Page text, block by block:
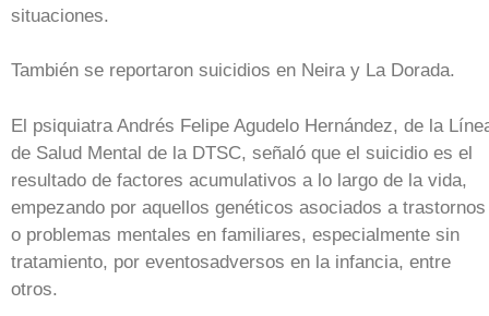
situaciones.
También se reportaron suicidios en Neira y La Dorada.
El psiquiatra Andrés Felipe Agudelo Hernández, de la
de Salud Mental de la DTSC, señaló que el suicidio es el
resultado de factores acumulativos a lo largo de la vida,
empezando por aquellos genéticos asociados a trastornos
o problemas mentales en familiares, especialmente sin
tratamiento, por eventosadversos en la infancia, entre
otros.